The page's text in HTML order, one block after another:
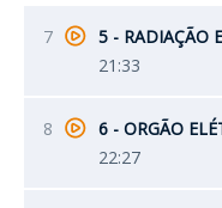
7
5 - RADIAÇÃO
21:33
8
6 - ORGÃO
22:27